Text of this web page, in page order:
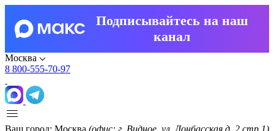
Подписывайтесь на наш
канал
Москва
8 800-555-70-97